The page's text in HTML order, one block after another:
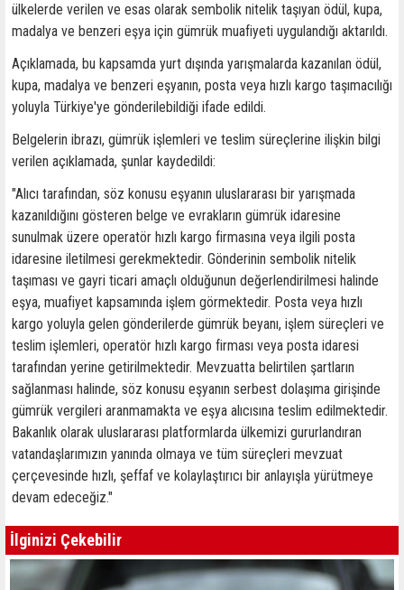
ülkelerde verilen ve esas olarak sembolik nitelik taşıyan ödül, kupa,
madalya ve benzeri eşya için gümrük muafiyeti uygulandığı aktarıldı.
Açıklamada, bu kapsamda yurt dışında yarışmalarda kazanılan ödül,
kupa, madalya ve benzeri eşyanın, posta veya hızlı kargo taşımacılığı
yoluyla Türkiye'ye gönderilebildiği ifade edildi.
Belgelerin ibrazı, gümrük işlemleri ve teslim süreçlerine ilişkin bilgi
verilen açıklamada, şunlar kaydedildi:
"Alıcı tarafından, söz konusu eşyanın uluslararası bir yarışmada
kazanıldığını gösteren belge ve evrakların gümrük idaresine
sunulmak üzere operatör hızlı kargo firmasına veya ilgili posta
idaresine iletilmesi gerekmektedir. Gönderinin sembolik nitelik
taşıması ve gayri ticari amaçlı olduğunun değerlendirilmesi halinde
eşya, muafiyet kapsamında işlem görmektedir. Posta veya hızlı
kargo yoluyla gelen gönderilerde gümrük beyanı, işlem süreçleri ve
teslim işlemleri, operatör hızlı kargo firması veya posta idaresi
tarafından yerine getirilmektedir. Mevzuatta belirtilen şartların
sağlanması halinde, söz konusu eşyanın serbest dolaşıma girişinde
gümrük vergileri aranmamakta ve eşya alıcısına teslim edilmektedir.
Bakanlık olarak uluslararası platformlarda ülkemizi gururlandıran
vatandaşlarımızın yanında olmaya ve tüm süreçleri mevzuat
çerçevesinde hızlı, şeffaf ve kolaylaştırıcı bir anlayışla yürütmeye
devam edeceğiz."
İlginizi Çekebilir